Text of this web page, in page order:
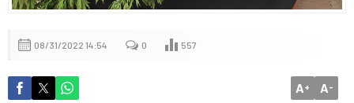
08/31/2022 14:54 0 557
A+ A-